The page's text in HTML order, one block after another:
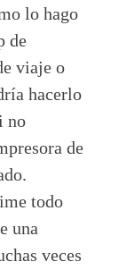
lo hago
de
viaje o
hacerlo
no
de
todo
una
veces